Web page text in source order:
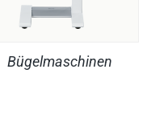
Bügelmaschinen